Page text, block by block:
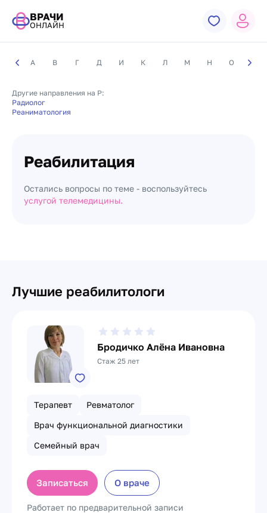
ВРАЧИ
ОНЛАЙН
А В Г Д И К Л М Н О П
Другие направления на Р:
Радиолог
Реаниматология
Реабилитация
Остались вопросы по теме - воспользуйтесь
услугой телемедицины.
Лучшие реабилитологи
Бродичко Алёна Ивановна
Стаж 25 лет
Терапевт
Ревматолог
Врач функциональной диагностики
Семейный врач
Записаться О враче
Работает по предварительной записи